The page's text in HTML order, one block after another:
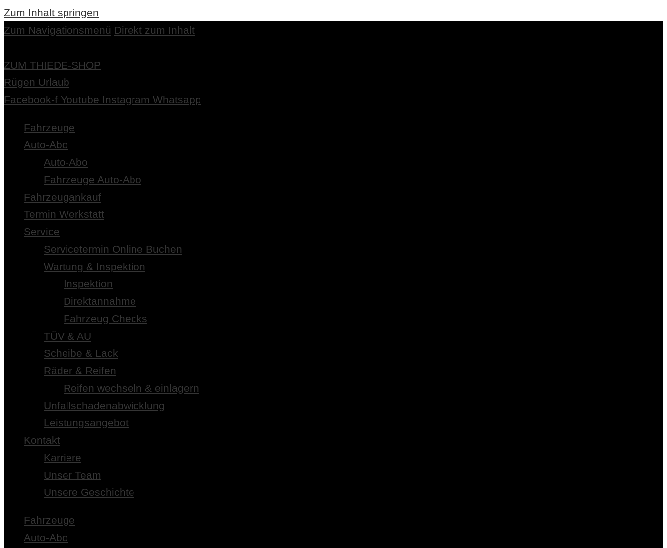
Zum Inhalt springen
Zum Navigationsmenü Direkt zum Inhalt
ZUM THIEDE-SHOP
Rügen Urlaub
Facebook-f Youtube Instagram Whatsapp
Fahrzeuge
Auto-Abo
Auto-Abo
Fahrzeuge Auto-Abo
Fahrzeugankauf
Termin Werkstatt
Service
Servicetermin Online Buchen
Wartung & Inspektion
Inspektion
Direktannahme
Fahrzeug Checks
TÜV & AU
Scheibe & Lack
Räder & Reifen
Reifen wechseln & einlagern
Unfallschadenabwicklung
Leistungsangebot
Kontakt
Karriere
Unser Team
Unsere Geschichte
Fahrzeuge
Auto-Abo